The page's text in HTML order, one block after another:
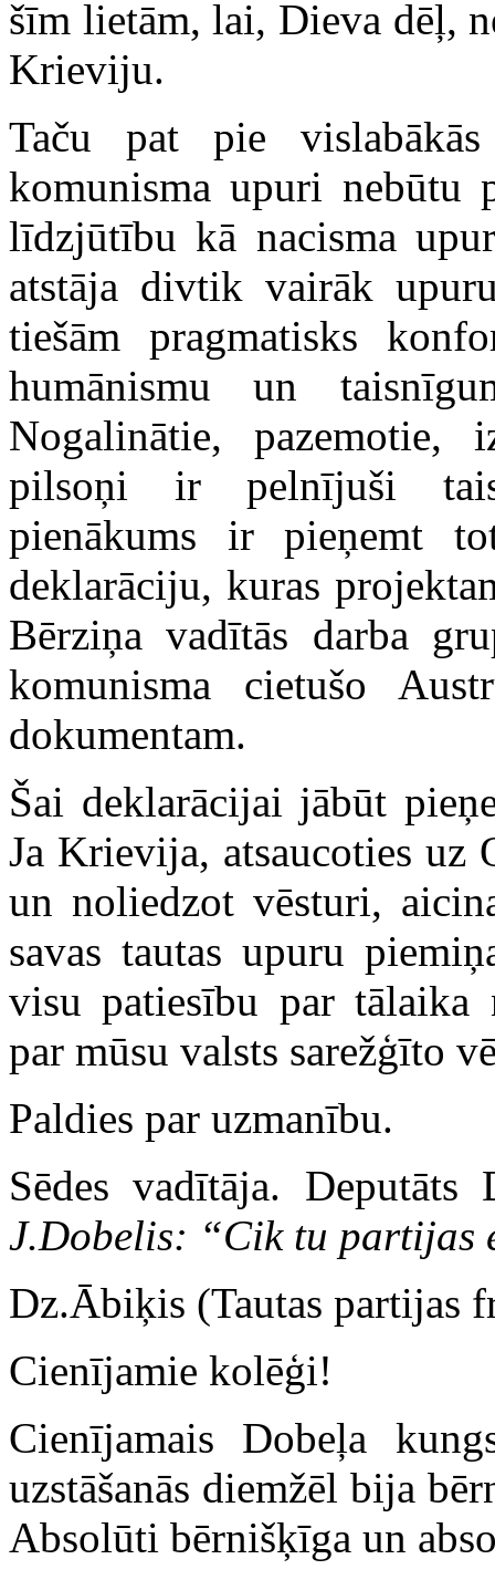
šīm lietām, lai, Dieva dēļ,
Krieviju.
Taču pat pie
komunisma upuri nebūtu
līdzjūtību kā nacisma
atstāja divtik vairāk
tiešām pragmatisks
humānismu un
Nogalinātie, pazemotie,
pilsoņi ir pelnījuši
pienākums ir pieņemt
deklarāciju, kuras
Bērziņa vadītās darba
komunisma cietušo
dokumentam.
Šai deklarācijai jābūt
Ja Krievija, atsaucoties uz
un noliedzot vēsturi,
savas tautas upuru
visu patiesību par tālaika
par mūsu valsts sarežģīto
Paldies par uzmanību.
Sēdes vadītāja.
J.Dobelis: “Cik tu partijas
Dz.Ābiķis (Tautas partijas
Cienījamie kolēģi!
Cienījamais Dobeļa
uzstāšanās diemžēl bija
Absolūti bērnišķīga un